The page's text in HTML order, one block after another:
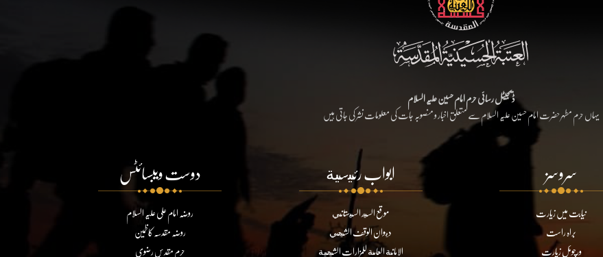
ڈیجیٹل رسائی حرم امام حسین علیہ السلام
یہاں حرم مطہر حضرت امام حسین علیہ السلام سے متعلق اخبار و منصوبہ جات کی معلومات نشر کی جاتی ہیں
سروسز
نیابت میں زیارت
براہ راست
ورچوئل زیارت
ابواب رئيسية
موقع السيد السيستاني
ديوان الوقف الشيعي
الامانة العامة للمزارات الشيعية
دوست ویبسائٹس
روضہ امام علی علیہ السلام
روضہ مقدسہ کاظمین
حرم مقدس رضوی